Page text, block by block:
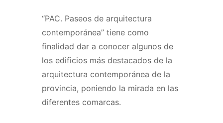
“PAC. Paseos de arquitectura
contemporánea” tiene como
finalidad dar a conocer algunos de
los edificios más destacados de la
arquitectura contemporánea de la
provincia, poniendo la mirada en las
diferentes comarcas.